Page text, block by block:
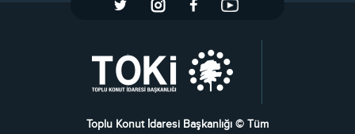
Toplu Konut İdaresi Başkanlığı © Tüm